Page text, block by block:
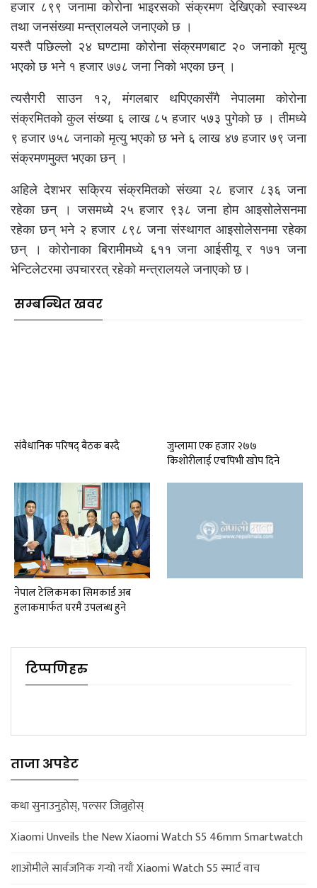
हजार ८९९ जनामा कोरोना भाइरसको संक्रमण देखिएको स्वास्थ्य
तथा जनसंख्या मन्त्रालयले जनाएको छ ।
यस्तै पछिल्लो २४ घण्टामा कोरोना संक्रमणबाट २० जनाको मृत्यु
भएको छ भने १ हजार ७७८ जना निको भएका छन् ।
त्यसैगरी साउन १२, मंगलबार थपिएकासँगै नेपालमा कोरोना
संक्रमितको कुल संख्या ६ लाख ८५ हजार ५७३ पुगेको छ । तीमध्ये
९ हजार ७५८ जनाको मृत्यु भएको छ भने ६ लाख ४७ हजार ७९ जना
संक्रमणमुक्त भएका छन् ।
अहिले देशभर सक्रिय संक्रमितको संख्या २८ हजार ८३६ जना
रहेका छन् । जसमध्ये २५ हजार ९३८ जना होम आइसोलेसनमा
रहेका छन् भने २ हजार ८९८ जना संस्थागत आइसोलेसनमा रहेका
छन् । कोरोनाका बिरामीमध्ये ६११ जना आईसीयू र १७१ जना
भेन्टिलेटरमा उपचाररत् रहेको मन्त्रालयले जनाएको छ।
सम्बन्धित खवर
संवैधानिक परिषद् बैठक बस्दै
जुम्लामा एक हजार २७७
किशोरीलाई एचपिभी खोप दिने
नेपाल टेलिकमका सिमकार्ड अब
हुलाकमार्फत घरमै उपलब्ध हुने
टिप्पणिहरु
ताजा अपडेट
कथा सुनाउनुहोस्, पल्सर जित्नुहोस्
Xiaomi Unveils the New Xiaomi Watch S5 46mm Smartwatch
शाओमीले सार्वजनिक गर्‍यो नयाँ Xiaomi Watch S5 स्मार्ट वाच